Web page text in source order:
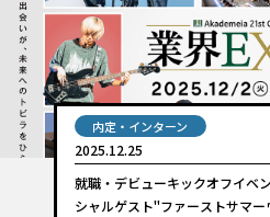
内定・インターン
2025.12.25
就職・デビューキックオフイベ
シャルゲスト"ファーストサマー